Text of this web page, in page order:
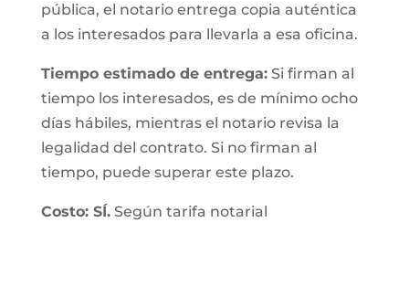
pública, el notario entrega copia auténtica
a los interesados para llevarla a esa oficina.
Tiempo estimado de entrega:Si firman al
tiempo los interesados, es de mínimo ocho
días hábiles, mientras el notario revisa la
legalidad del contrato. Si no firman al
tiempo, puede superar este plazo.
Costo: SÍ.Según tarifa notarial